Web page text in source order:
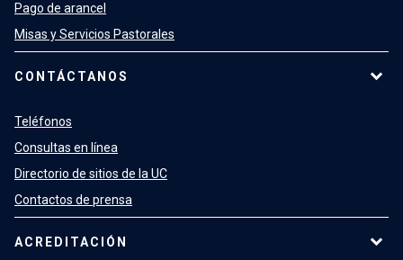
Pago de arancel
Misas y Servicios Pastorales
CONTÁCTANOS
Teléfonos
Consultas en línea
Directorio de sitios de la UC
Contactos de prensa
ACREDITACIÓN